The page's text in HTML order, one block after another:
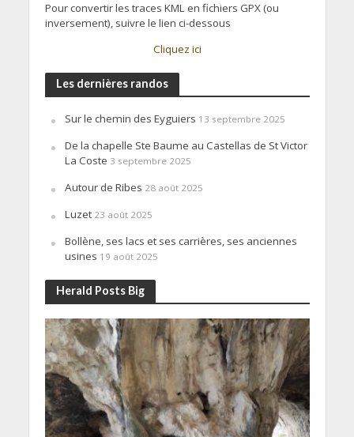
Pour convertir les traces KML en fichiers GPX (ou
inversement), suivre le lien ci-dessous
Cliquez ici
Les dernières randos
Sur le chemin des Eyguiers 13 septembre 2025
De la chapelle Ste Baume au Castellas de St Victor
La Coste 3 septembre 2025
Autour de Ribes 28 août 2025
Luzet 23 août 2025
Bollène, ses lacs et ses carrières, ses anciennes
usines 19 août 2025
Herald Posts Big